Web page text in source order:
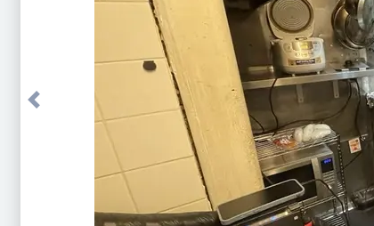
Previous